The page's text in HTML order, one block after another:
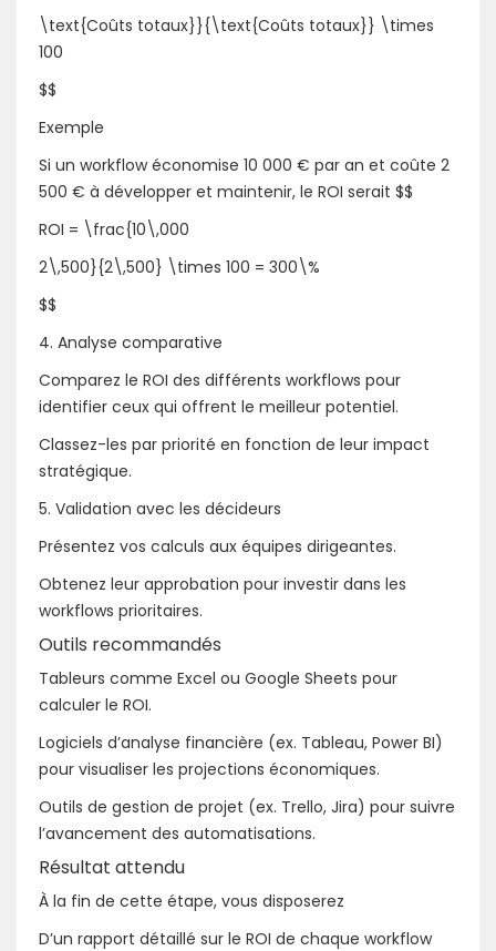
\text{Coûts totaux}}{\text{Coûts totaux}} \times
100
$$
Exemple
Si un workflow économise 10 000 € par an et coûte 2
500 € à développer et maintenir, le ROI serait $$
ROI = \frac{10\,000
2\,500}{2\,500} \times 100 = 300\%
$$
4. Analyse comparative
Comparez le ROI des différents workflows pour
identifier ceux qui offrent le meilleur potentiel.
Classez-les par priorité en fonction de leur impact
stratégique.
5. Validation avec les décideurs
Présentez vos calculs aux équipes dirigeantes.
Obtenez leur approbation pour investir dans les
workflows prioritaires.
Outils recommandés
Tableurs comme Excel ou Google Sheets pour
calculer le ROI.
Logiciels d’analyse financière (ex. Tableau, Power BI)
pour visualiser les projections économiques.
Outils de gestion de projet (ex. Trello, Jira) pour suivre
l’avancement des automatisations.
Résultat attendu
À la fin de cette étape, vous disposerez
D’un rapport détaillé sur le ROI de chaque workflow